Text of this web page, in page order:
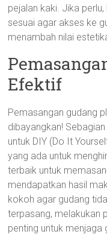
pejalan kaki. Jika
sesuai agar akses ke
menambah nilai
Efektif
Pemasangan gudang
dibayangkan!
untuk DIY (Do It
yang ada untuk
terbaik untuk
mendapatkan hasil
kokoh agar gudang
terpasang, melakukan
penting untuk